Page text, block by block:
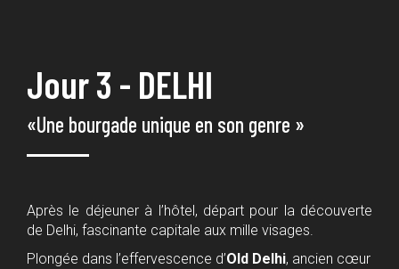
Jour 3 - DELHI
«Une bourgade unique en son genre »
Après le déjeuner à l’hôtel, départ pour la découverte
de Delhi, fascinante capitale aux mille visages.
Plongée dans l’effervescence d’Old Delhi, ancien cœur